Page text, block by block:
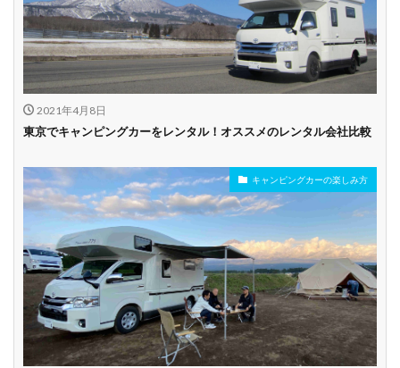
駅配車あり 多言語対応 年末年始営業
配車サービスあり
マイカー預かりあ
り
カード支払い可
ビジネス利用 カップル向き ファミリー向き
シニア向き
貸し出しオプショ
ン充実
新車多数あり
キャンプ道具貸し
出し有り
試乗プラン有り
キャンペーン開催
中
長期割引
学割 早割
2021年4月8日
東京でキャンピングカーをレンタル！オススメのレンタル会社比較
キャンピングカーの楽しみ方